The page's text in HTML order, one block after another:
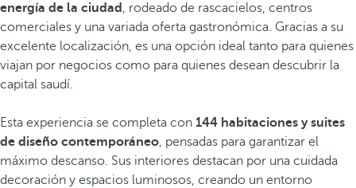
energía de la ciudad , rodeado de rascacielos, centros
comerciales y una variada oferta gastronómica. Gracias a su
excelente localización, es una opción ideal tanto para quienes
viajan por negocios como para quienes desean descubrir la
capital saudí.
Esta experiencia se completa con 144 habitaciones y suites
de diseño contemporáneo, pensadas para garantizar el
máximo descanso. Sus interiores destacan por una cuidada
decoración y espacios luminosos, creando un entorno